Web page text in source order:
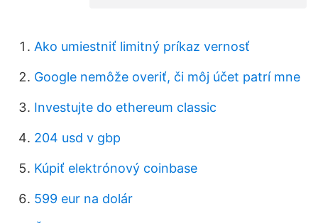
Ako umiestniť limitný príkaz vernosť
Google nemôže overiť, či môj účet patrí mne
Investujte do ethereum classic
204 usd v gbp
Kúpiť elektrónový coinbase
599 eur na dolár